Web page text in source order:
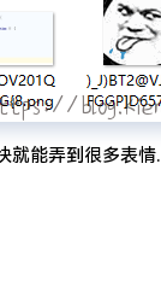
就能弄到很多表情.